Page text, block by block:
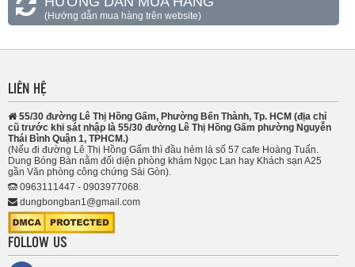
(Hướng dẫn mua hàng trên website)
LIÊN HỆ
55/30 đường Lê Thị Hồng Gấm, Phường Bến Thành, Tp. HCM (địa chỉ
cũ trước khi sát nhập là 55/30 đường Lê Thị Hồng Gấm phường Nguyễn
Thái Bình Quận 1, TPHCM.)
(Nếu đi đường Lê Thị Hồng Gấm thì đầu hẻm là số 57 cafe Hoàng Tuấn.
Dung Bóng Bàn nằm đối diện phòng khám Ngọc Lan hay Khách sạn A25
gần Văn phòng công chứng Sài Gòn).
0963111447 - 0903977068.
dungbongban1@gmail.com
FOLLOW US